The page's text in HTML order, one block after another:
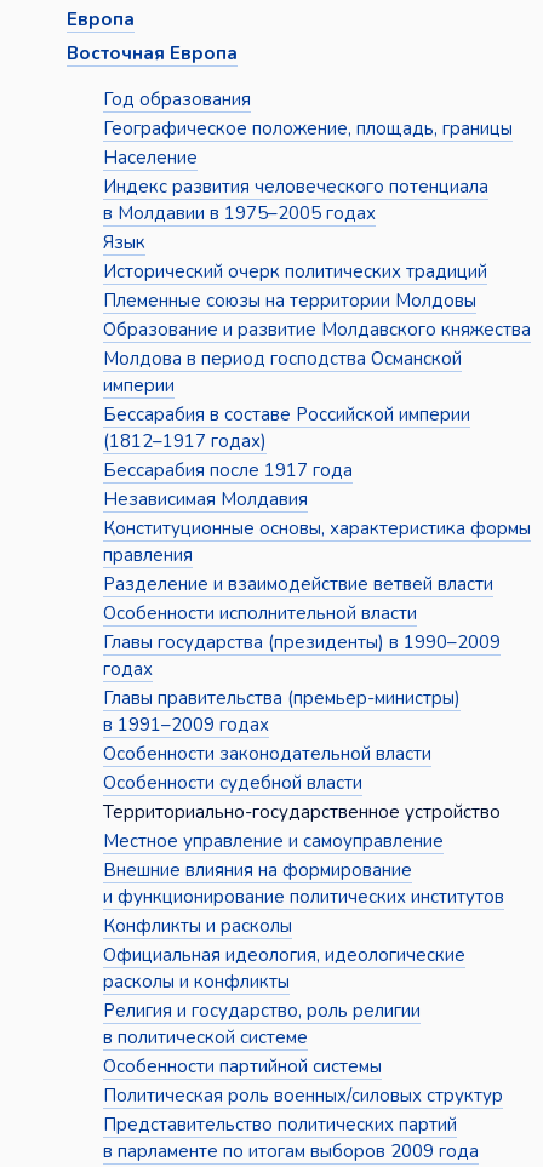
Европа
Восточная Европа
Год образования
Географическое положение, площадь, границы
Население
Индекс развития человеческого потенциала
в Молдавии в 1975–2005 годах
Язык
Исторический очерк политических традиций
Племенные союзы на территории Молдовы
Образование и развитие Молдавского княжества
Молдова в период господства Османской
империи
Бессарабия в составе Российской империи
(1812–1917 годах)
Бессарабия после 1917 года
Независимая Молдавия
Конституционные основы, характеристика формы
правления
Разделение и взаимодействие ветвей власти
Особенности исполнительной власти
Главы государства (президенты) в 1990–2009
годах
Главы правительства (премьер-министры)
в 1991–2009 годах
Особенности законодательной власти
Особенности судебной власти
Территориально-государственное устройство
Местное управление и самоуправление
Внешние влияния на формирование
и функционирование политических институтов
Конфликты и расколы
Официальная идеология, идеологические
расколы и конфликты
Религия и государство, роль религии
в политической системе
Особенности партийной системы
Политическая роль военных/силовых структур
Представительство политических партий
в парламенте по итогам выборов 2009 года